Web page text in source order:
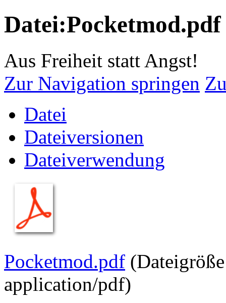
Datei:Pocketmod.pdf
Aus Freiheit statt Angst!
Zur Navigation springen
Datei
Dateiversionen
Dateiverwendung
Pocketmod.pdf
application/pdf)